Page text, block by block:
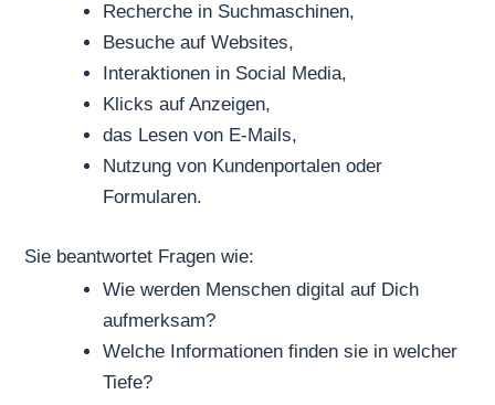
Recherche in Suchmaschinen,
Besuche auf Websites,
Interaktionen in Social Media,
Klicks auf Anzeigen,
das Lesen von E-Mails,
Nutzung von Kundenportalen oder
Formularen.
Sie beantwortet Fragen wie:
Wie werden Menschen digital auf Dich
aufmerksam?
Welche Informationen finden sie in welcher
Tiefe?